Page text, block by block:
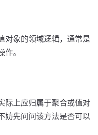
对象的领域逻辑，通常是
。
际上应归属于聚合或值对
妨先问问该方法是否可以